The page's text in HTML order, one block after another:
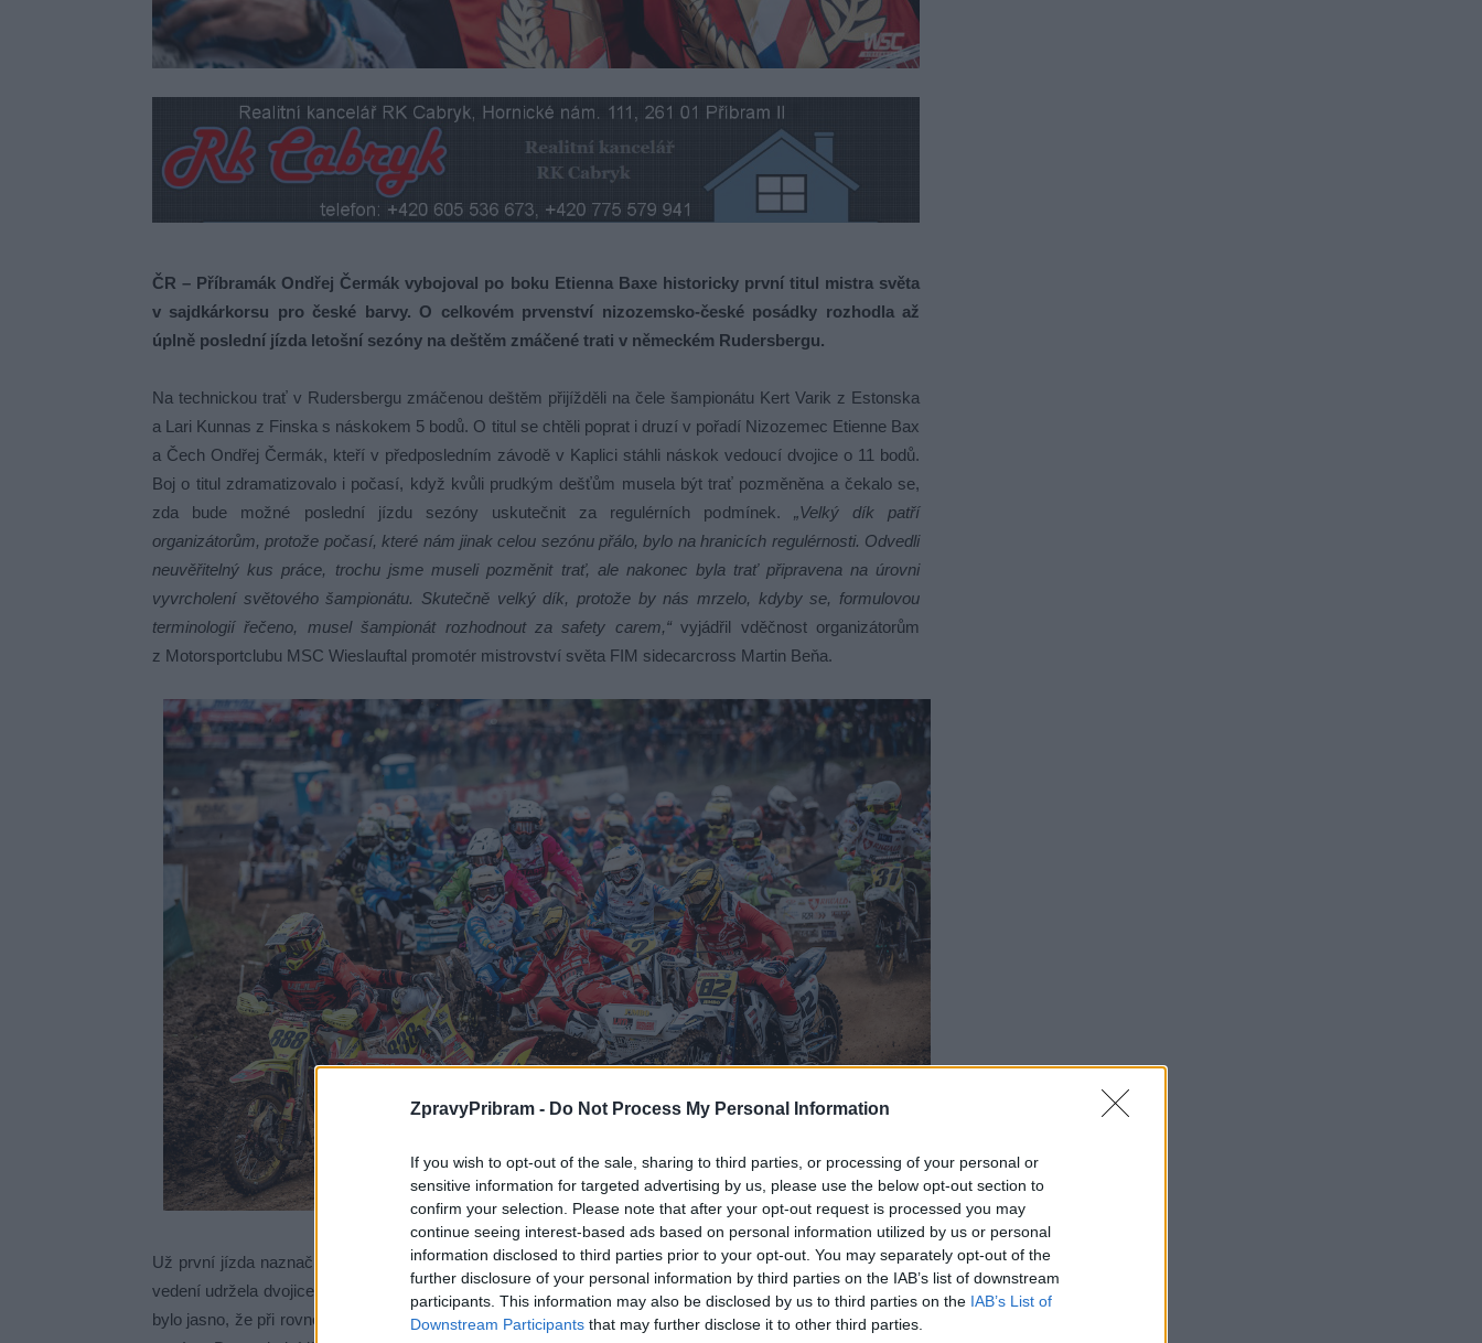
ZpravyPribram - Do Not Process My Personal Information
If you wish to opt-out of the sale, sharing to third parties, or processing of your personal or
sensitive information for targeted advertising by us, please use the below opt-out section to
confirm your selection. Please note that after your opt-out request is processed you may
continue seeing interest-based ads based on personal information utilized by us or personal
information disclosed to third parties prior to your opt-out. You may separately opt-out of the
further disclosure of your personal information by third parties on the IAB’s list of downstream
participants. This information may also be disclosed by us to third parties on the IAB’s List of
Downstream Participants that may further disclose it to other third parties.
ČR – Příbramák Ondřej Čermák vybojoval po boku Etienna Baxe historicky první titul mistra světa
v sajdkárkorsu pro české barvy. O celkovém prvenství nizozemsko-české posádky rozhodla až
úplně poslední jízda letošní sezóny na deštěm zmáčené trati v německém Rudersbergu.
Na technickou trať v Rudersbergu zmáčenou deštěm přijížděli na čele šampionátu Kert Varik z Estonska
a Lari Kunnas z Finska s náskokem 5 bodů. O titul se chtěli poprat i druzí v pořadí Nizozemec Etienne Bax
a Čech Ondřej Čermák, kteří v předposledním závodě v Kaplici stáhli náskok vedoucí dvojice o 11 bodů.
Boj o titul zdramatizovalo i počasí, když kvůli prudkým dešťům musela být trať pozměněna a čekalo se,
zda bude možné poslední jízdu sezóny uskutečnit za regulérních podmínek. „Velký dík patří
organizátorům, protože počasí, které nám jinak celou sezónu přálo, bylo na hranicích regulérnosti. Odvedli
neuvěřitelný kus práce, trochu jsme museli pozměnit trať, ale nakonec byla trať připravena na úrovni
vyvrcholení světového šampionátu. Skutečně velký dík, protože by nás mrzelo, kdyby se, formulovou
terminologií řečeno, musel šampionát rozhodnout za safety carem,“vyjádřil vděčnost organizátorům
z Motorsportclubu MSC Wieslauftal promotér mistrovství světa FIM sidecarcross Martin Beňa.
Už první jízda naznačila, že bojovat se bude až do posledních metrů sezóny. Po výborném startu si v ní
vedení udržela dvojice Bax/Čermák, a když Varik s Kunnasem dojeli po dramatickém boji na třetím místě,
bylo jasno, že při rovnosti bodů rozhodne jejich vzájemné pořadí v cíli druhé jízdy víkendu a poslední jízdy